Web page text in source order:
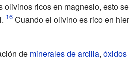
ricos en magnesio, esto
Cuando el olivino es rico en
de minerales de arcilla, óxidos